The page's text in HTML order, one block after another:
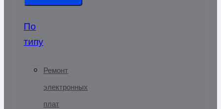
По
типу
Ремонт
электронных
плат